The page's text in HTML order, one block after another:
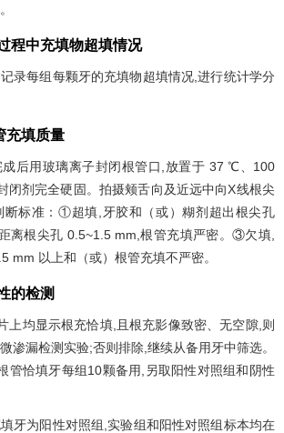
程中充填物超填情况
录每组每颗牙的充填物超填情况,进行统计学分
充填质量
成后用玻璃离子封闭根管口,放置于 37 ℃、100
闭剂完全硬固。拍摄颊舌向及近远中向X线根尖
断标准：①超填,牙胶和（或）糊剂超出根尖孔
离根尖孔 0.5~1.5 mm,根管充填严密。③欠填,
mm 以上和（或）根管充填不严密。
的检测
上均显示根充恰填,且根充影像致密、无空隙,则
渗漏检测实验;否则排除,继续从备用牙中筛选。
管恰填牙每组10颗备用,另取阳性对照组和阴性
牙为阳性对照组,实验组和阳性对照组标本均在